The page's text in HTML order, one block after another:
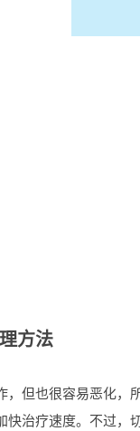
方法
也很容易恶化，所
快治疗速度。不过